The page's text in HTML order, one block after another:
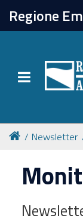
Regione
Toggle
chiudi
Catalogo online
Collezioni
Per
Appuntamenti
Newsletter